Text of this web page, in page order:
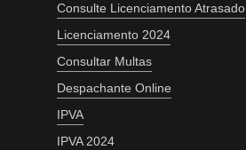
Consulte Licenciamento Atrasado
Licenciamento 2024
Consultar Multas
Despachante Online
IPVA
IPVA 2024